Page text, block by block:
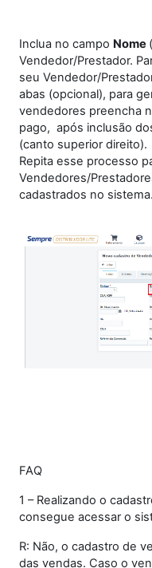
Inclua no campo Nome
Vendedor/Prestador.
seu Vendedor/
abas (opcional), para
vendedores preencha
pago, após inclusão
(canto superior direito).
Repita esse processo
Vendedores/
cadastrados no sistema.
FAQ
1 – Realizando o
consegue acessar o
R: Não, o cadastro de
das vendas. Caso o